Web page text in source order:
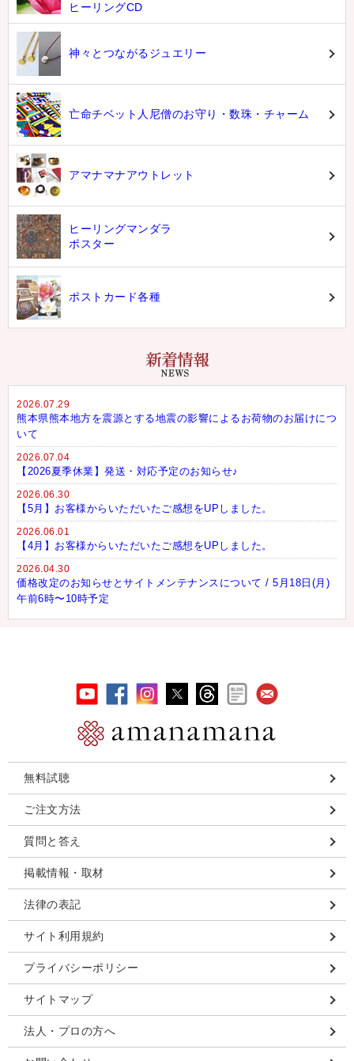
ヒーリングCD
神々とつながるジュエリー
亡命チベット人尼僧のお守り・数珠・チャーム
アマナマナアウトレット
ヒーリングマンダラ
ポスター
ポストカード各種
2026.07.29
熊本県熊本地方を震源とする地震の影響によるお荷物のお届けにつ
いて
2026.07.04
【2026夏季休業】発送・対応予定のお知らせ♪
2026.06.30
【5月】お客様からいただいたご感想をUPしました。
2026.06.01
【4月】お客様からいただいたご感想をUPしました。
2026.04.30
価格改定のお知らせとサイトメンテナンスについて / 5月18日(月)
午前6時〜10時予定
無料試聴
ご注文方法
質問と答え
掲載情報・取材
法律の表記
サイト利用規約
プライバシーポリシー
サイトマップ
法人・プロの方へ